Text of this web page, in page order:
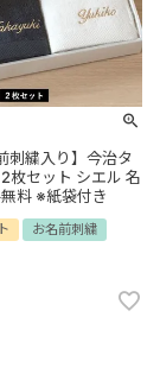
刺繍入り】今治タ
枚セット シエル 名
料 ※紙袋付き
お名前刺繍